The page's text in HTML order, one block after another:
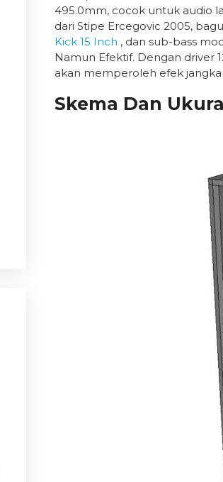
495.0mm, cocok untuk audio
dari Stipe Ercegovic 2005,
Kick 15 Inch , dan sub-bass
Namun Efektif. Dengan driver
akan memperoleh efek
Skema Dan